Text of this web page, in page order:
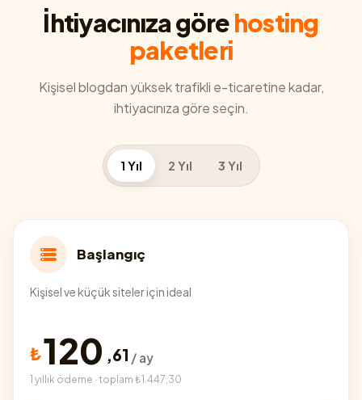
İhtiyacınıza görehosting
paketleri
Kişisel blogdan yüksek trafikli e-ticaretine kadar,
ihtiyacınıza göre seçin.
1 Yıl 2 Yıl 3 Yıl
Başlangıç
Kişisel ve küçük siteler için ideal
₺120 ,61 / ay
1 yıllık ödeme · toplam ₺1.447,30